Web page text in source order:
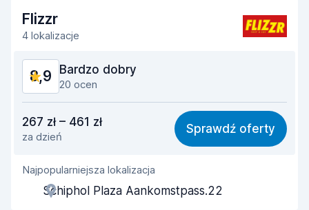
Szybkość zwrotu 9,2
Czystość samochodu
Stan samochodu
Flizzr
4 lokalizacje
8,9 Bardzo dobry
20 ocen
8,6
Łatwość znalezienia 9,0
Pomocność przedstawiciela
Szybkość odbioru
267 zł – 461 zł
za dzień
Sprawdź oferty
Najpopularniejsza lokalizacja
Schiphol Plaza Aankomstpass.22